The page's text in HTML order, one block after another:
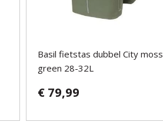
Basil fietstas dubbel City moss
green 28-32L
€ 79,99